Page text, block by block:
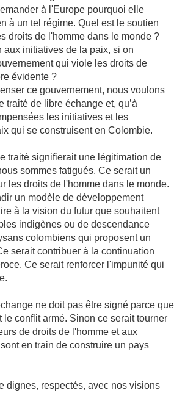
à l'Europe pourquoi elle
à un tel régime. Quel est le soutien
droits de l'homme dans le monde ?
aux initiatives de la paix, si on
qui viole les droits de
évidente ?
ce gouvernement, nous voulons
traité de libre échange et, qu’à
les initiatives et les
qui se construisent en Colombie.
traité signifierait une légitimation de
sommes fatigués. Ce serait un
les droits de l'homme dans le monde.
un modèle de développement
à la vision du futur que souhaitent
indigènes ou de descendance
colombiens qui proposent un
serait contribuer à la continuation
Ce serait renforcer l'impunité qui
ne doit pas être signé parce que
le conflit armé. Sinon ce serait tourner
de droits de l'homme et aux
en train de construire un pays
dignes, respectés, avec nos visions